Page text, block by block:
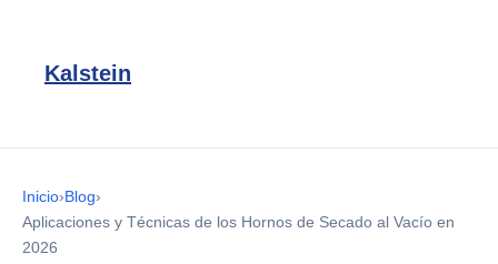
Kalstein
Inicio›Blog›
Aplicaciones y Técnicas de los Hornos de Secado al Vacío en
2026